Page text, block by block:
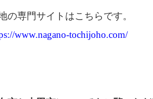
の専門サイトはこちらです。
www.nagano-tochijoho.com/